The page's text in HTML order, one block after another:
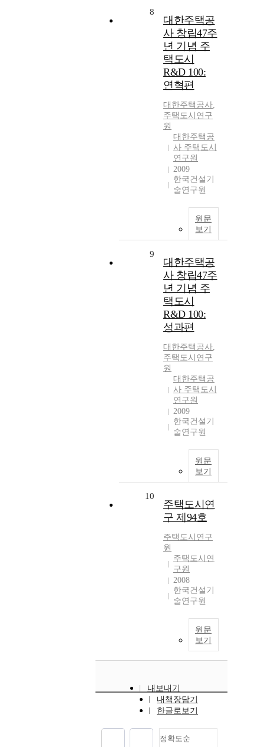
8
대한주택공
사 창립47주
년 기념 주
택도시
R&D 100:
연혁편
대한주택공사,
주택도시연구
원
대한주택공
사 주택도시
연구원
2009
한국건설기
술연구원
원문
보기
9
대한주택공
사 창립47주
년 기념 주
택도시
R&D 100:
성과편
대한주택공사,
주택도시연구
원
대한주택공
사 주택도시
연구원
2009
한국건설기
술연구원
원문
보기
10
주택도시연
구 제94호
주택도시연구
원
주택도시연
구원
2008
한국건설기
술연구원
원문
보기
내보내기
내책장담기
한글로보기
정확도순